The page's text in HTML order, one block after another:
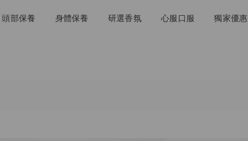
頭部保養 身體保養 研選香氛 心服口服 獨家優惠